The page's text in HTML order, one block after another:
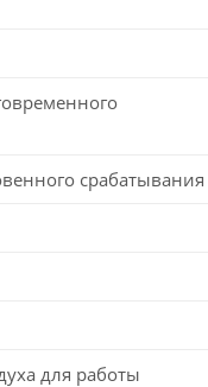
срабатывания
для работы